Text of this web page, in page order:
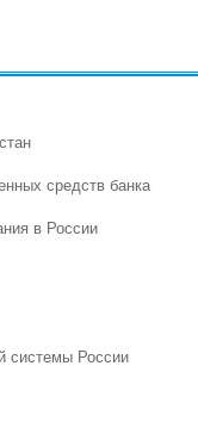
средств банка
в России
системы России